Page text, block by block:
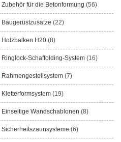
Zubehör für die Betonformung (56)
Baugerüstzusätze (22)
Holzbalken H20 (8)
Ringlock-Schaffolding-System (16)
Rahmengestellsystem (7)
Kletterformsystem (19)
Einseitige Wandschablonen (8)
Sicherheitszaunsysteme (6)